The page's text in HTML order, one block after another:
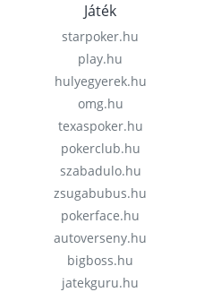
Játék
starpoker.hu
play.hu
hulyegyerek.hu
omg.hu
texaspoker.hu
pokerclub.hu
szabadulo.hu
zsugabubus.hu
pokerface.hu
autoverseny.hu
bigboss.hu
jatekguru.hu